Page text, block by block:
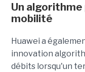
Un
mobilité
Huawei a
innovation
débits lorsqu'un